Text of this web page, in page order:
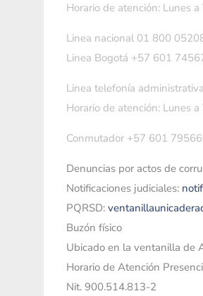
Horario de atención: Lunes
Linea nacional 01 800
Linea Bogotá +57 601
Linea telefonía
Horario de atención: Lunes
Conmutador +57 601
Denuncias por actos de
Notificaciones judiciales:
PQRSD:
Buzón físico
Ubicado en la ventanilla de
Horario de Atención
Nit. 900.514.813-2